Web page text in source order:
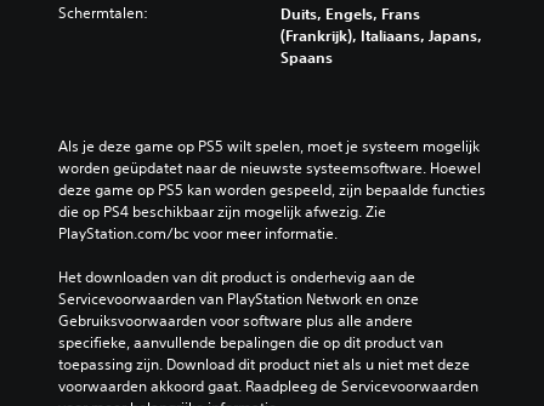
Schermtalen:
Duits, Engels, Frans
(Frankrijk), Italiaans, Japans,
Spaans
Als je deze game op PS5 wilt spelen, moet je systeem mogelijk
worden geüpdatet naar de nieuwste systeemsoftware. Hoewel
deze game op PS5 kan worden gespeeld, zijn bepaalde functies
die op PS4 beschikbaar zijn mogelijk afwezig. Zie
PlayStation.com/bc voor meer informatie.
Het downloaden van dit product is onderhevig aan de
Servicevoorwaarden van PlayStation Network en onze
Gebruiksvoorwaarden voor software plus alle andere
specifieke, aanvullende bepalingen die op dit product van
toepassing zijn. Download dit product niet als u niet met deze
voorwaarden akkoord gaat. Raadpleeg de Servicevoorwaarden